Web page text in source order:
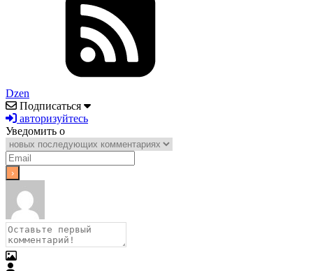
Dzen
Подписаться
авторизуйтесь
Уведомить о